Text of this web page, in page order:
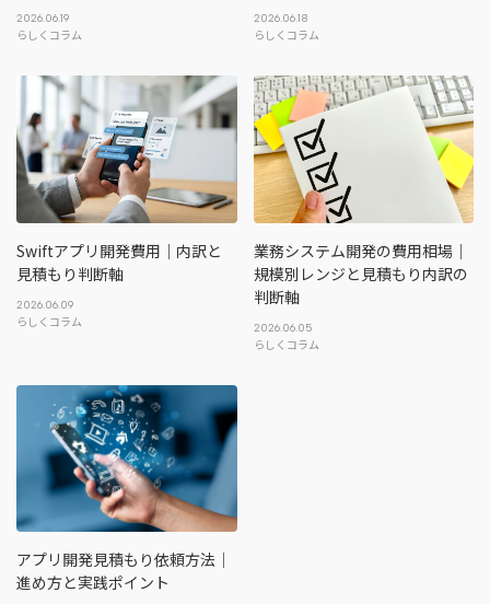
2026.06.19
らしくコラム
2026.06.18
らしくコラム
Swiftアプリ開発費用｜内訳と
見積もり判断軸
2026.06.09
らしくコラム
業務システム開発の費用相場｜
規模別レンジと見積もり内訳の
判断軸
2026.06.05
らしくコラム
アプリ開発見積もり依頼方法｜
進め方と実践ポイント